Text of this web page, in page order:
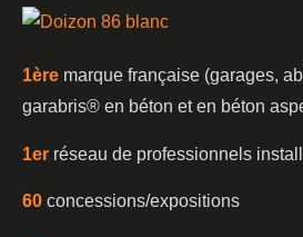
1ère marque française (garages,
garabris®️ en béton et en béton
1er réseau de professionnels
60 concessions/expositions